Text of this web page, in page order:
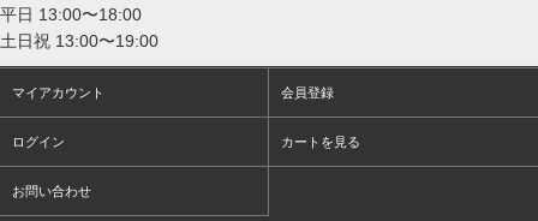
平日 13:00〜18:00
土日祝 13:00〜19:00
マイアカウント 会員登録
ログイン カートを見る
お問い合わせ